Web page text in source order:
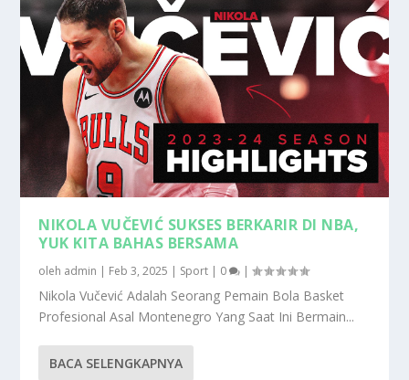
NIKOLA VUČEVIĆ SUKSES BERKARIR DI NBA,
YUK KITA BAHAS BERSAMA
oleh admin | Feb 3, 2025 | Sport | 0 |
Nikola Vučević Adalah Seorang Pemain Bola Basket
Profesional Asal Montenegro Yang Saat Ini Bermain...
BACA SELENGKAPNYA